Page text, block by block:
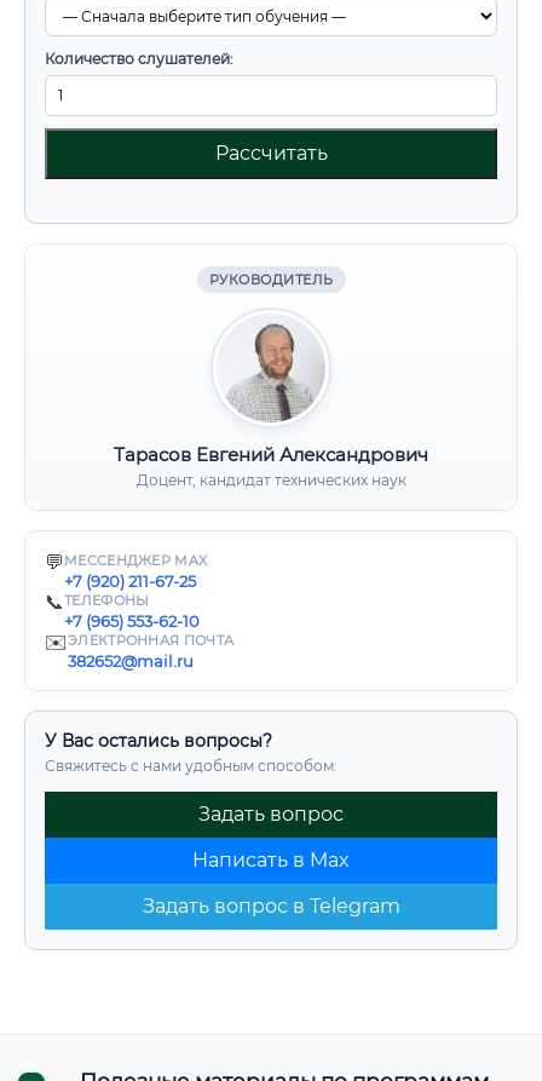
Количество слушателей:
Рассчитать
РУКОВОДИТЕЛЬ
Тарасов Евгений Александрович
Доцент, кандидат технических наук
💬 МЕССЕНДЖЕР MAX
+7 (920) 211-67-25
📞ТЕЛЕФОНЫ
+7 (965) 553-62-10
✉️ЭЛЕКТРОННАЯ ПОЧТА
382652@mail.ru
У Вас остались вопросы?
Свяжитесь с нами удобным способом:
Задать вопрос
Написать в Max
Задать вопрос в Telegram